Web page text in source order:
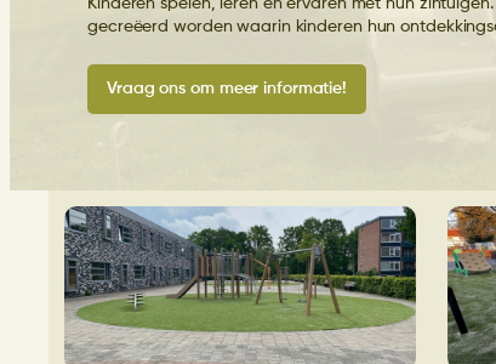
Kinderen spelen, leren en ervaren met hun
gecreëerd worden waarin kinderen hun
Vraag ons om meer informatie!